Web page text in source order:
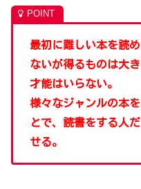
最初に難しい本を読
ないが得るものは大き
才能はいらない。
様々なジャンルの本
とで、読書をする人
せる。